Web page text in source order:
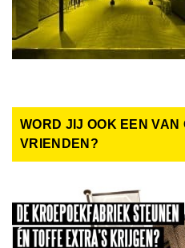
WORD JIJ OOK EEN VAN
VRIENDEN?